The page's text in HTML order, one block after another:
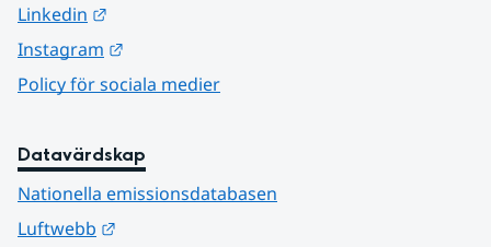
Linkedin
Instagram
Policy för sociala medier
Datavärdskap
Nationella emissionsdatabasen
Luftwebb